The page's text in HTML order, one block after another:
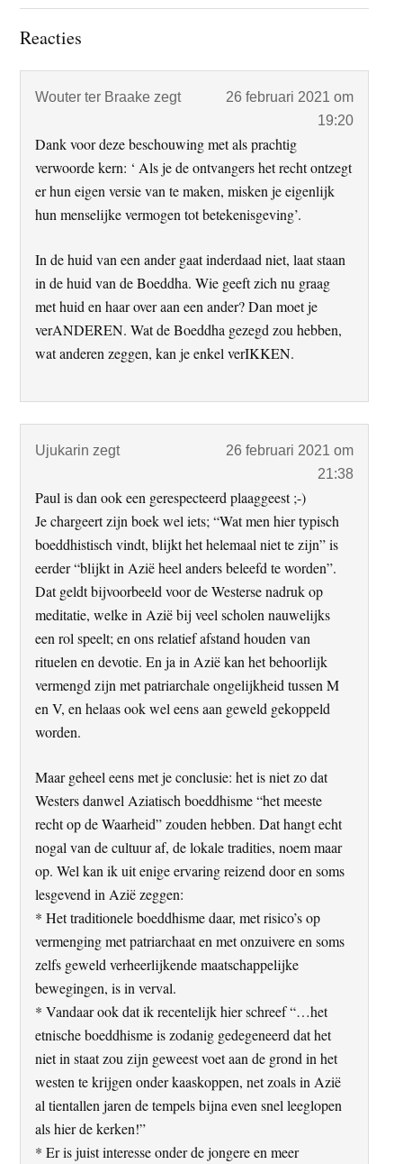
Lees
Reacties
Wouter ter Braake zegt
26 februari 2021 om
19:20
Dank voor deze beschouwing met als prachtig
verwoorde kern: ‘ Als je de ontvangers het recht ontzegt
er hun eigen versie van te maken, misken je eigenlijk
hun menselijke vermogen tot betekenisgeving’.
In de huid van een ander gaat inderdaad niet, laat staan
in de huid van de Boeddha. Wie geeft zich nu graag
met huid en haar over aan een ander? Dan moet je
verANDEREN. Wat de Boeddha gezegd zou hebben,
wat anderen zeggen, kan je enkel verIKKEN.
Ujukarin zegt
26 februari 2021 om
21:38
Paul is dan ook een gerespecteerd plaaggeest ;-)
Je chargeert zijn boek wel iets; “Wat men hier typisch
boeddhistisch vindt, blijkt het helemaal niet te zijn” is
eerder “blijkt in Azië heel anders beleefd te worden”.
Dat geldt bijvoorbeeld voor de Westerse nadruk op
meditatie, welke in Azië bij veel scholen nauwelijks
een rol speelt; en ons relatief afstand houden van
rituelen en devotie. En ja in Azië kan het behoorlijk
vermengd zijn met patriarchale ongelijkheid tussen M
en V, en helaas ook wel eens aan geweld gekoppeld
worden.
Maar geheel eens met je conclusie: het is niet zo dat
Westers danwel Aziatisch boeddhisme “het meeste
recht op de Waarheid” zouden hebben. Dat hangt echt
nogal van de cultuur af, de lokale tradities, noem maar
op. Wel kan ik uit enige ervaring reizend door en soms
lesgevend in Azië zeggen:
* Het traditionele boeddhisme daar, met risico’s op
vermenging met patriarchaat en met onzuivere en soms
zelfs geweld verheerlijkende maatschappelijke
bewegingen, is in verval.
* Vandaar ook dat ik recentelijk hier schreef “…het
etnische boeddhisme is zodanig gedegeneerd dat het
niet in staat zou zijn geweest voet aan de grond in het
westen te krijgen onder kaaskoppen, net zoals in Azië
al tientallen jaren de tempels bijna even snel leeglopen
als hier de kerken!”
* Er is juist interesse onder de jongere en meer